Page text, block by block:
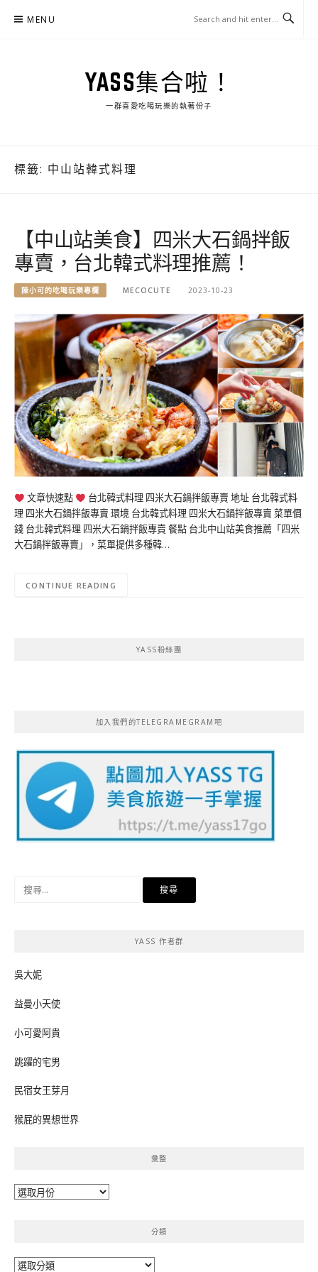
MENU
YASS集合啦！
一群喜愛吃喝玩樂的執著份子
標籤: 中山站韓式料理
【中山站美食】四米大石鍋拌飯
專賣，台北韓式料理推薦！
陳小可的吃喝玩樂專欄 MECOCUTE 2023-10-23
文章快速點
台北韓式料理 四米大石鍋拌飯專賣 地址 台北韓式料
理 四米大石鍋拌飯專賣 環境 台北韓式料理 四米大石鍋拌飯專賣 菜單價
錢 台北韓式料理 四米大石鍋拌飯專賣 餐點 台北中山站美食推薦「四米
大石鍋拌飯專賣」，菜單提供多種韓…
CONTINUE READING
YASS粉絲團
加入我們的TELEGRAMEGRAM吧
YASS 作者群
吳大妮
益曼小天使
小可愛阿貴
跳躍的宅男
民宿女王芽月
猴屁的異想世界
彙整
彙
分類
分